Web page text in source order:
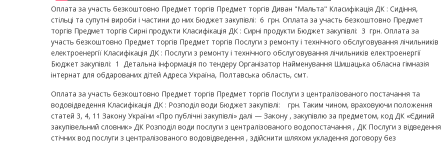
Оплата за участь безкоштовно Предмет торгів Предмет торгів Диван "Мальта" Класифікація ДК : Сидіння,
стільці та супутні вироби і частини до них Бюджет закупівлі: 6 грн. Оплата за участь безкоштовно Предмет
торгів Предмет торгів Сирні продукти Класифікація ДК : Сирні продукти Бюджет закупівлі: 3 грн. Оплата за
участь безкоштовно Предмет торгів Предмет торгів Послуги з ремонту і технічного обслуговування лічильників
електроенергії Класифікація ДК : Послуги з ремонту і технічного обслуговування лічильників електроенергії
Бюджет закупівлі: 1 Детальна інформація по тендеру Організатор Найменування Шишацька обласна гімназія
інтернат для обдарованих дітей Адреса Україна, Полтавська область, смт.
Оплата за участь безкоштовно Предмет торгів Предмет торгів Послуги з централізованого постачання та
водовідведення Класифікація ДК : Розподіл води Бюджет закупівлі: грн. Таким чином, враховуючи положення
статей 3, 4, 11 Закону України «Про публічні закупівлі» далі — Закону , закупівлю за предметом, код ДК «Єдиний
закупівельний словник» ДК Розподіл води послуги з централізованого водопостачання , ДК Послуги з відведення
стічних вод послуги з централізованого водовідведення , здійснити шляхом укладення договору без